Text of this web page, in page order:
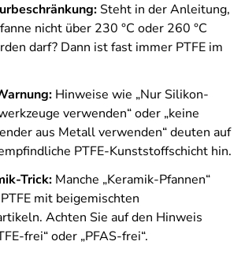
Steht in der Anleitung,
nicht über 230 °C oder 260 °C
darf? Dann ist fast immer PTFE im
Hinweise wie „Nur Silikon-
verwenden“ oder „keine
aus Metall verwenden“ deuten auf
PTFE-Kunststoffschicht hin.
Trick: Manche „Keramik-Pfannen“
mit beigemischten
Achten Sie auf den Hinweis
frei“ oder „PFAS-frei“.